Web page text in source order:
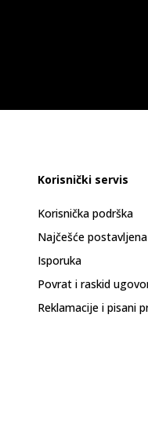
Korisnički servis
Korisnička podrška
Najčešće
Isporuka
Povrat i raskid
Reklamacije i pisani